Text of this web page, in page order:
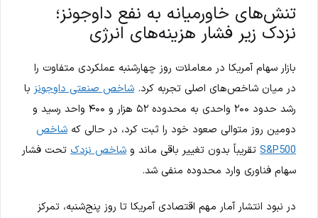
تنش‌های خاورمیانه به نفع داوجونز؛
نزدک زیر فشار هزینه‌های انرژی
بازار سهام آمریکا در معاملات روز چهارشنبه عملکردی متفاوت را
در میان شاخص‌های اصلی تجربه کرد. شاخص صنعتی داوجونز با
رشد حدود ۲۰۰ واحدی به محدوده ۵۲ هزار و ۴۰۰ واحد رسید و
دومین روز متوالی صعود خود را ثبت کرد، در حالی که شاخص
S&P500 تقریباً بدون تغییر باقی ماند و شاخص نزدک تحت فشار
سهام فناوری وارد محدوده منفی شد.
در نبود انتشار آمار مهم اقتصادی آمریکا تا روز پنج‌شنبه، تمرکز